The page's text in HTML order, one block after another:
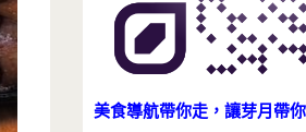
美食導航帶你走，讓芽月帶